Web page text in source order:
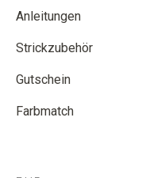
Anleitungen
Strickzubehör
Gutschein
Farbmatch